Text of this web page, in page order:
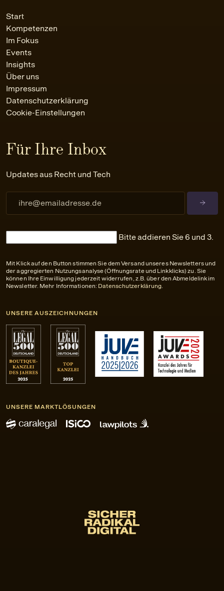
Start
Kompetenzen
Im Fokus
Events
Insights
Über uns
Impressum
Datenschutzerklärung
Cookie-Einstellungen
Für Ihre Inbox
Updates aus Recht und Tech
Bitte addieren Sie 6 und 3.
Mit Klick auf den Button stimmen Sie dem Versand unseres Newsletters und
der aggregierten Nutzungsanalyse (Öffnungsrate und Linkklicks) zu. Sie
können Ihre Einwilligung jederzeit widerrufen, z.B. über den Abmeldelink im
Newsletter. Mehr Informationen: Datenschutzerklärung
UNSERE AUSZEICHNUNGEN
UNSERE MARKTLÖSUNGEN